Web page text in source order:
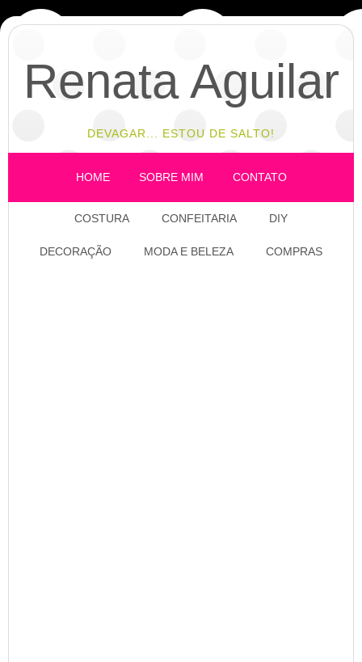
Renata Aguilar
DEVAGAR... ESTOU DE SALTO!
HOME SOBRE MIM CONTATO
COSTURA CONFEITARIA DIY
DECORAÇÃO MODA E BELEZA COMPRAS